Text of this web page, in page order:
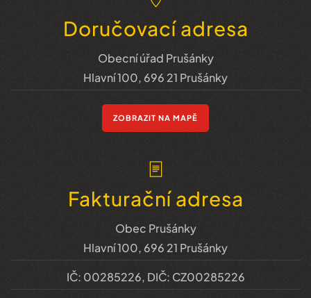
Doručovací adresa
Obecní úřad Prušánky
Hlavní 100, 696 21 Prušánky
ZOBRAZIT NA MAPĚ
Fakturační adresa
Obec Prušánky
Hlavní 100, 696 21 Prušánky
IČ: 00285226, DIČ: CZ00285226